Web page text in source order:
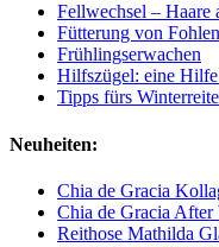
Fellwechsel – Haare
Fütterung von
Frühlingserwachen
Hilfszügel: eine
Tipps fürs
Neuheiten:
Chia de Gracia
Chia de Gracia After
Reithose Mathilda